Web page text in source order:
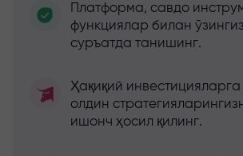
Платформа, савдо
функциялар билан
суръатда танишинг.
Ҳақиқий
олдин
ишонч ҳосил қилинг.